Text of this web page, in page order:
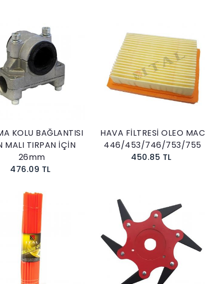
Sepete Ekle
KOLU BAĞLANTISI
MALI TIRPAN İÇİN
26mm
476.09 TL
Sepete Ekle
HAVA FİLTRESİ OLEO MAC
446/453/746/753/755
450.85 TL
Sepete Ekle